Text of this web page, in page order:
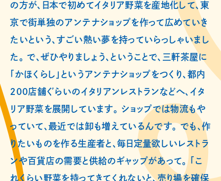
の方が、日本で初めてイタリア野菜を産地化して、東
京で街単独のアンテナショップを作って広めていき
たいという、すごい熱い夢を持っていらっしゃいまし
た。 で、ぜひやりましょう、ということで、三軒茶屋に
「かほくらし」というアンテナショップをつくり、都内
200店舗ぐらいのイタリアンレストランなどへ、イタ
リア野菜を展開しています。 ショップでは物流もや
っていて、最近では卸も増えているんです。 でも、作
りたいものを作る生産者と、毎日定量欲しいレストラ
ンや百貨店の需要と供給のギャップがあって。 「こ
れくらい野菜を持ってきてくれないと、売り場を確保